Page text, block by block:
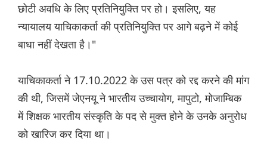
छोटी अवधि के लिए प्रतिनियुक्ति पर हो। इसलिए, यह
न्यायालय याचिकाकर्ता की प्रतिनियुक्ति पर आगे बढ़ने में कोई
बाधा नहीं देखता है।"
याचिकाकर्ता ने 17.10.2022 के उस पत्र को रद्द करने की मांग
की थी, जिसमें जेएनयू ने भारतीय उच्चायोग, मापुटो, मोजाम्बिक
में शिक्षक भारतीय संस्कृति के पद से मुक्त होने के उनके अनुरोध
को खारिज कर दिया था।